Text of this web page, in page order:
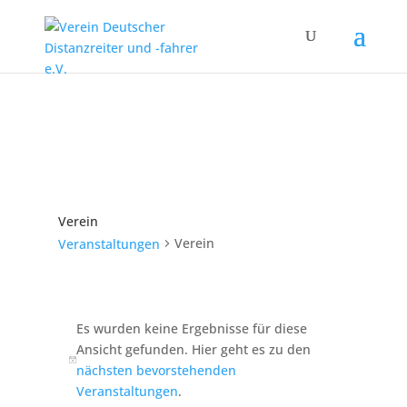
Verein
Veranstaltungen
Verein
Hinweis
Es wurden keine Ergebnisse für diese
Ansicht gefunden. Hier geht es zu den
nächsten bevorstehenden
Veranstaltungen.